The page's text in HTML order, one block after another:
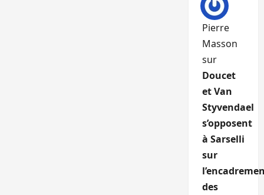
Pierre
Masson
sur
Doucet
et Van
Styvendael
s’opposent
à Sarselli
sur
des